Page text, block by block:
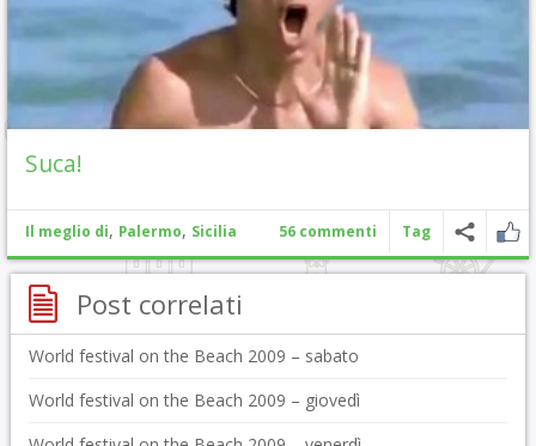
Suca!
Il meglio di, Palermo, Sicilia 56 commenti Tag
Post correlati
World festival on the Beach 2009 – sabato
World festival on the Beach 2009 – giovedì